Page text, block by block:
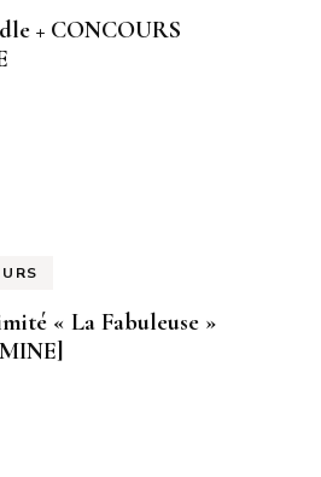
+ CONCOURS
« La Fabuleuse »